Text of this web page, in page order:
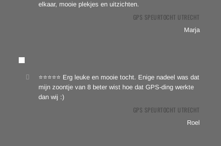
elkaar, mooie plekjes en uitzichten.
GPS SPEURTOCHT UTRECHT
Marja
⭐⭐⭐⭐⭐ Erg leuke en mooie tocht. Enige nadeel was dat
mijn zoontje van 8 beter wist hoe dat GPS-ding werkte
dan wij :)
GPS SPEURTOCHT UTRECHT
Roel